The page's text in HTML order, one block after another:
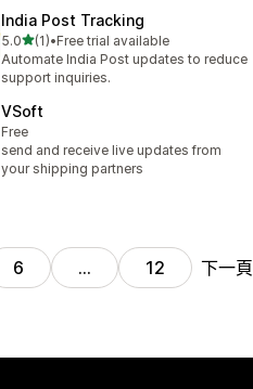
India Post Tracking
5.0滿分 5 顆星
(1)
共有 1 則評價
•Free trial available
Automate India Post updates to reduce
support inquiries.
VSoft
Free
send and receive live updates from
your shipping partners
6 … 12 下一頁